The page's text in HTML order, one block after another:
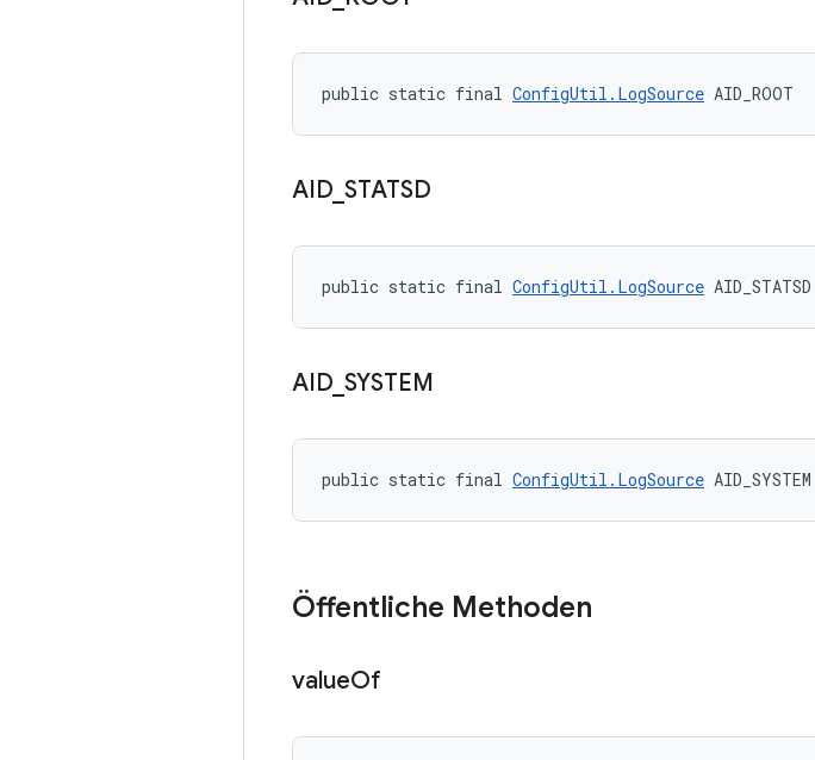
public static final ConfigUtil.LogSource AID_ROOT
AID STATSD
public static final ConfigUtil.LogSource AID_STATSD
AID SYSTEM
public static final ConfigUtil.LogSource AID_SYSTEM
Öffentliche Methoden
valueOf